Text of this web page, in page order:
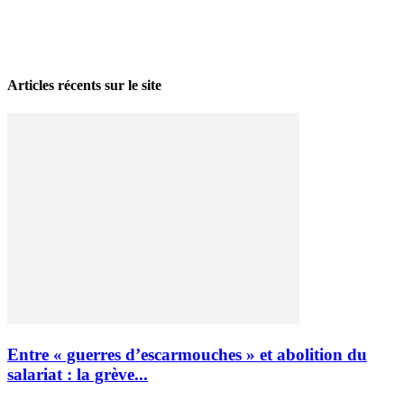
Articles récents sur le site
Entre « guerres d’escarmouches » et abolition du
salariat : la grève...